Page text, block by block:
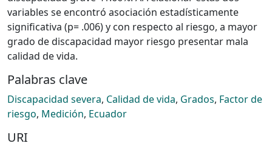
variables se encontró asociación estadísticamente
significativa (p= .006) y con respecto al riesgo, a mayor
grado de discapacidad mayor riesgo presentar mala
calidad de vida.
Palabras clave
Discapacidad severa, Calidad de vida, Grados, Factor de
riesgo, Medición, Ecuador
URI